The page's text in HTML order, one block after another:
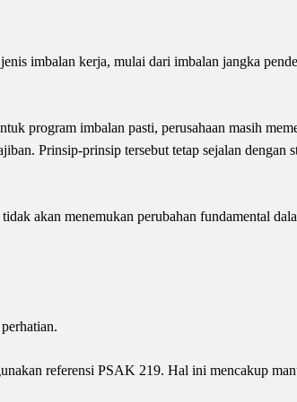
imbalan kerja, mulai dari imbalan jangka
program imbalan pasti, perusahaan masih
Prinsip-prinsip tersebut tetap sejalan dengan
akan menemukan perubahan fundamental
referensi PSAK 219. Hal ini mencakup